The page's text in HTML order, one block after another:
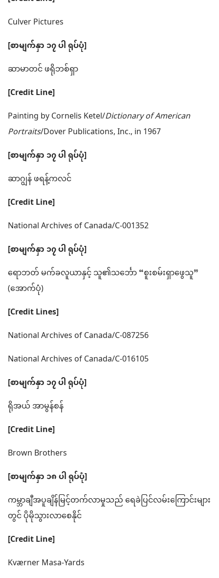
Culver Pictures
[စာမျက်နှာ ၁၇ ပါ ရုပ်ပုံ]
ဆာမာတင် ဖရိုဘစ်ရှာ
[Credit Line]
Painting by Cornelis Ketel/Dictionary of American
Portraits/Dover Publications, Inc., in 1967
[စာမျက်နှာ ၁၇ ပါ ရုပ်ပုံ]
ဆာဂျွန် ဖရန့်ကလင်
[Credit Line]
National Archives of Canada/C-001352
[စာမျက်နှာ ၁၇ ပါ ရုပ်ပုံ]
ရောဘတ် မက်ခလူယာနှင့် သူ၏သင်္ဘော “စူးစမ်းရှာဖွေသူ”
(အောက်ပုံ)
[Credit Lines]
National Archives of Canada/C-087256
National Archives of Canada/C-016105
[စာမျက်နှာ ၁၇ ပါ ရုပ်ပုံ]
ရိုအယ် အာမွန်စန်
[Credit Line]
Brown Brothers
[စာမျက်နှာ ၁၈ ပါ ရုပ်ပုံ]
ကမ္ဘာချီအပူချိန်မြင့်တက်လာမှုသည် ရေခဲပြင်လမ်းကြောင်းများ
တွင် ပိုမိုသွားလာစေနိုင်
[Credit Line]
Kværner Masa-Yards